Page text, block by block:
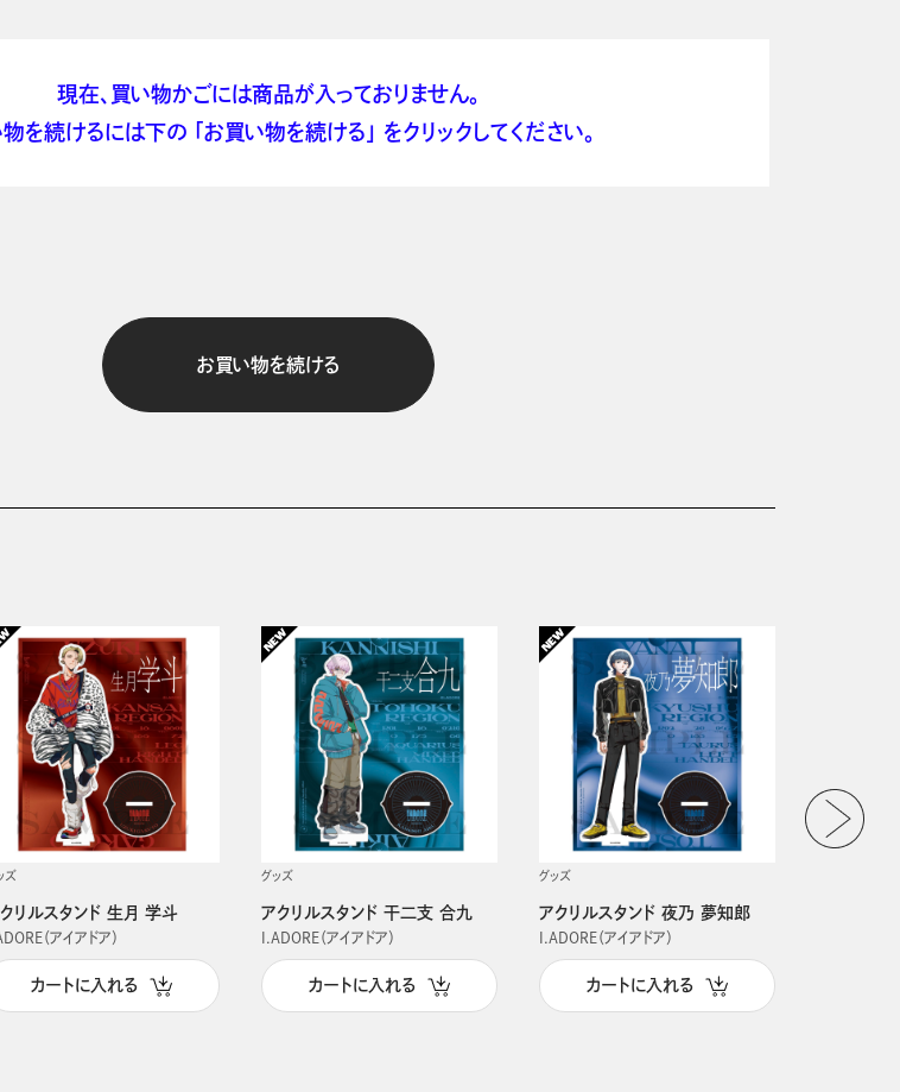
現在、買い物かごには商品が入っておりません。
を続けるには下の 「お買い物を続ける」 をクリックしてください。
お買い物を続ける
ズ
リルスタンド 生月 学斗
（アイアドア）
カートに入れる
グッズ
アクリルスタンド 干二支 合九
I.ADORE（アイアドア）
カートに入れる
グッズ
アクリルスタンド 夜乃 夢知郎
I.ADORE（アイアドア）
カートに入れる